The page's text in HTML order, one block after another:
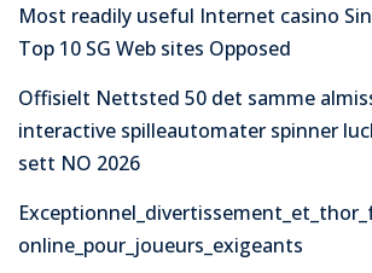
Most readily useful Internet casino
Top 10 SG Web sites Opposed
Offisielt Nettsted 50 det samme
interactive spilleautomater spinner
sett NO 2026
online_pour_joueurs_exigeants